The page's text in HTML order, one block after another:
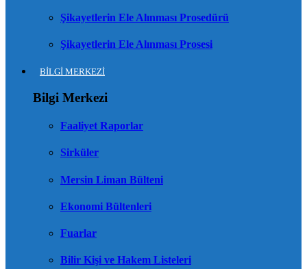
Şikayetlerin Ele Alınması Prosedürü
Şikayetlerin Ele Alınması Prosesi
BİLGİ MERKEZİ
Bilgi Merkezi
Faaliyet Raporlar
Sirküler
Mersin Liman Bülteni
Ekonomi Bültenleri
Fuarlar
Bilir Kişi ve Hakem Listeleri